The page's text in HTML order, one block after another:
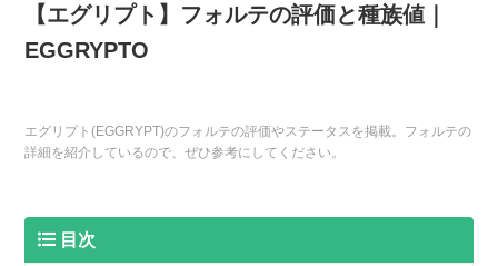
【エグリプト】フォルテの評価と種族値｜
EGGRYPTO
エグリプト(EGGRYPT)のフォルテの評価やステータスを掲載。フォルテの
詳細を紹介しているので、ぜひ参考にしてください。
目次